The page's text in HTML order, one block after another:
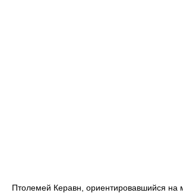
Птолемей Керавн, ориентировавшийся на